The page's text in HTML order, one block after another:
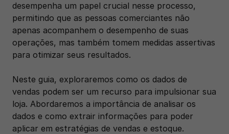
desempenha um papel crucial nesse processo,
permitindo que as pessoas comerciantes não
apenas acompanhem o desempenho de suas
operações, mas também tomem medidas assertivas
para otimizar seus resultados.
Neste guia, exploraremos como os dados de
vendas podem ser um recurso para impulsionar sua
loja. Abordaremos a importância de analisar os
dados e como extrair informações para poder
aplicar em estratégias de vendas e estoque.